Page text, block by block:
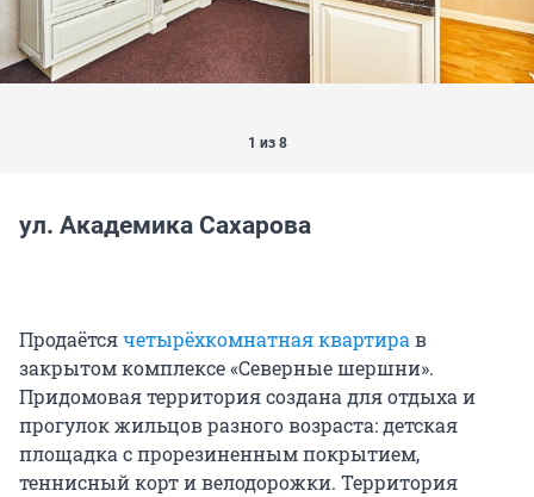
1 из 8
ул. Академика Сахарова
Продаётсячетырёхкомнатная квартирав
закрытом комплексе «Северные шершни».
Придомовая территория создана для отдыха и
прогулок жильцов разного возраста: детская
площадка с прорезиненным покрытием,
теннисный корт и велодорожки. Территория